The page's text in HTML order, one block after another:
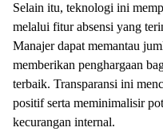
Selain itu, teknologi ini
melalui fitur absensi yang
Manajer dapat memantau
memberikan penghargaan
terbaik. Transparansi ini
positif serta meminimalisir
kecurangan internal.